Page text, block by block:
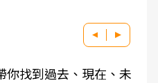
你找到過去、現在、未